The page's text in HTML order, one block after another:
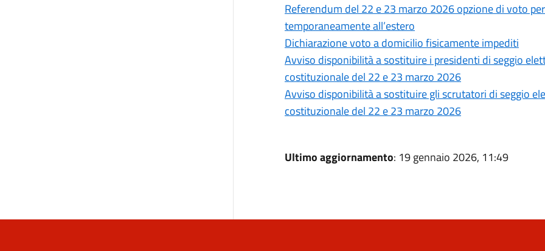
Referendum del 22 e 23 marzo 2026 opzione di voto
temporaneamente all’estero
Dichiarazione voto a domicilio fisicamente impediti
Avviso disponibilità a sostituire i presidenti di seggio
costituzionale del 22 e 23 marzo 2026
Avviso disponibilità a sostituire gli scrutatori di seggio
costituzionale del 22 e 23 marzo 2026
Ultimo aggiornamento: 19 gennaio 2026, 11:49